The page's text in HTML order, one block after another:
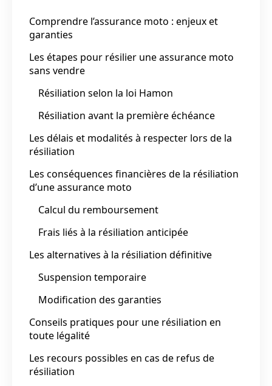
Comprendre l’assurance moto : enjeux et
garanties
Les étapes pour résilier une assurance moto
sans vendre
Résiliation selon la loi Hamon
Résiliation avant la première échéance
Les délais et modalités à respecter lors de la
résiliation
Les conséquences financières de la résiliation
d’une assurance moto
Calcul du remboursement
Frais liés à la résiliation anticipée
Les alternatives à la résiliation définitive
Suspension temporaire
Modification des garanties
Conseils pratiques pour une résiliation en
toute légalité
Les recours possibles en cas de refus de
résiliation